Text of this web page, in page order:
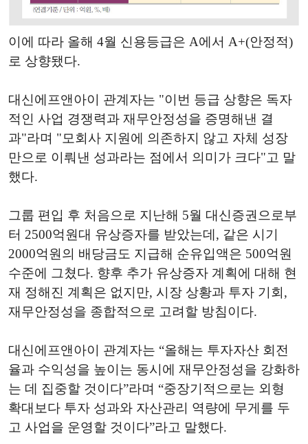
이에 따라 올해 4월 신용등급은 A에서 A+(안정적)
로 상향됐다.
대신에프앤아이 관계자는 "이번 등급 상향은 독자
적인 사업 경쟁력과 재무안정성을 증명해낸 결
과"라며 "모회사 지원에 의존하지 않고 자체 성장
만으로 이뤄낸 성과라는 점에서 의미가 크다"고 말
했다.
그룹 편입 후 처음으로 지난해 5월 대신증권으로부
터 2500억원대 유상증자를 받았는데, 같은 시기
2000억원의 배당금도 지급해 순유입액은 500억원
수준에 그쳤다. 향후 추가 유상증자 계획에 대해 현
재 정해진 계획은 없지만, 시장 상황과 투자 기회,
재무안정성을 종합적으로 고려할 방침이다.
대신에프앤아이 관계자는 “올해는 투자자산 회전
율과 수익성을 높이는 동시에 재무안정성을 강화하
는 데 집중할 것이다”라며 “중장기적으로는 외형
확대보다 투자 성과와 자산관리 역량에 무게를 두
고 사업을 운영할 것이다”라고 말했다.